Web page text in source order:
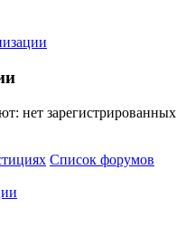
нет зарегистрированных
Список форумов